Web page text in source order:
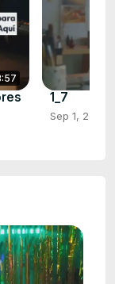
1_7
Sep 1, 2024